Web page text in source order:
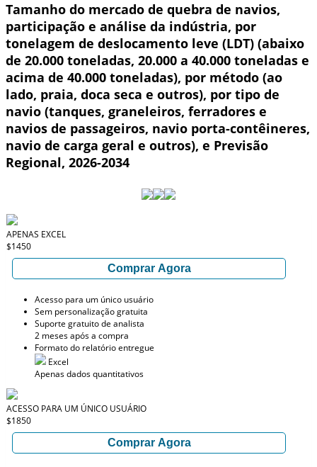
Tamanho do mercado de quebra de navios,
participação e análise da indústria, por
tonelagem de deslocamento leve (LDT) (abaixo
de 20.000 toneladas, 20.000 a 40.000 toneladas e
acima de 40.000 toneladas), por método (ao
lado, praia, doca seca e outros), por tipo de
navio (tanques, graneleiros, ferradores e
navios de passageiros, navio porta-contêineres,
navio de carga geral e outros), e Previsão
Regional, 2026-2034
APENAS EXCEL
$1450
Comprar Agora
Acesso para um único usuário
Sem personalização gratuita
Suporte gratuito de analista
2 meses após a compra
Formato do relatório entregue
Excel
Apenas dados quantitativos
ACESSO PARA UM ÚNICO USUÁRIO
$1850
Comprar Agora